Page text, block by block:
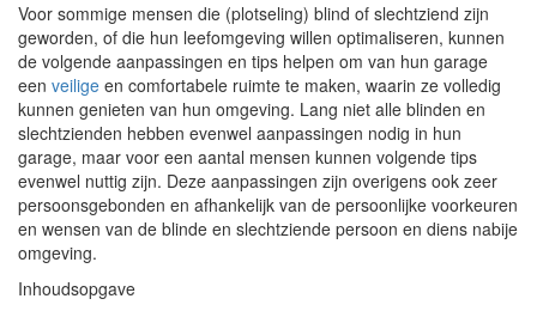
Social
media
Voor sommige mensen die (plotseling) blind of slechtziend zijn
geworden, of die hun leefomgeving willen optimaliseren, kunnen
de volgende aanpassingen en tips helpen om van hun garage
een veilige en comfortabele ruimte te maken, waarin ze volledig
kunnen genieten van hun omgeving. Lang niet alle blinden en
slechtzienden hebben evenwel aanpassingen nodig in hun
garage, maar voor een aantal mensen kunnen volgende tips
evenwel nuttig zijn. Deze aanpassingen zijn overigens ook zeer
persoonsgebonden en afhankelijk van de persoonlijke voorkeuren
en wensen van de blinde en slechtziende persoon en diens nabije
omgeving.
Inhoudsopgave